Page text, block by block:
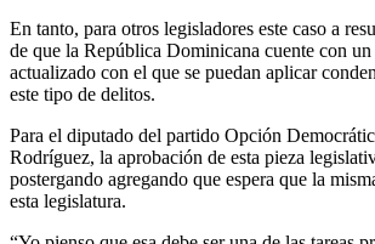
En tanto, para otros legisladores este caso a
de que la República Dominicana cuente con
actualizado con el que se puedan aplicar
este tipo de delitos.
Para el diputado del partido Opción
Rodríguez, la aprobación de esta pieza
postergando agregando que espera que la
esta legislatura.